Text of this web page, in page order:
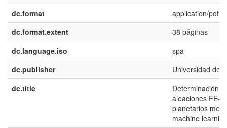
dc.format
application/pdf
dc.format.extent
38 páginas
dc.language.iso
spa
dc.publisher
Universidad del
dc.title
Determinación
aleaciones FE-
planetarios
machine learning